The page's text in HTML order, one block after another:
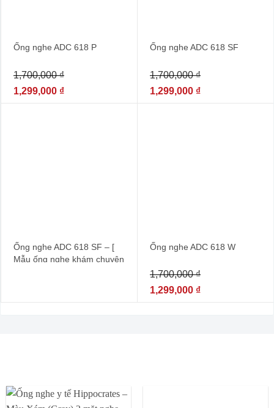
Ống nghe ADC 618 P
1,700,000₫
1,299,000 ₫
Ống nghe ADC 618 SF
1,700,000₫
1,299,000 ₫
Ống nghe ADC 618 SF – [
Mẫu ống nghe khám chuyên
Ống nghe ADC 618 W
1,700,000₫
1,299,000 ₫